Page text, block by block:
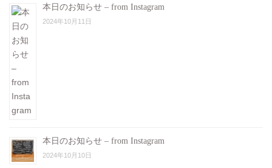
本日のお知らせ – from Instagram
2024年10月11日
本日のお知らせ – from Instagram
2024年10月10日